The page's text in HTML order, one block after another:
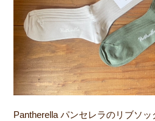
Pantherella パンセレラのリブソッ